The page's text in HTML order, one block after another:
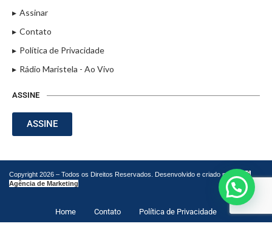
Assinar
Contato
Política de Privacidade
Rádio Maristela - Ao Vivo
ASSINE
ASSINE
Copyright 2026 – Todos os Direitos Reservados. Desenvolvido e criado por
Cadô
Agência de Marketing
Home Contato Política de Privacidade